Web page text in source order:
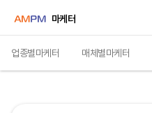
마케터
업종별마케터 매체별마케터